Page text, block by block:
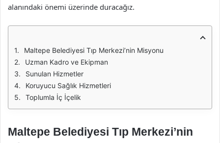
alanındaki önemi üzerinde duracağız.
Maltepe Belediyesi Tıp Merkezi’nin Misyonu
Uzman Kadro ve Ekipman
Sunulan Hizmetler
Koruyucu Sağlık Hizmetleri
Toplumla İç İçelik
Maltepe Belediyesi Tıp Merkezi’nin